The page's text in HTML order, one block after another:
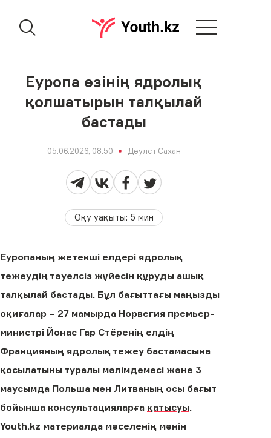
Еуропа өзінің ядролық
қолшатырын талқылай
бастады
05.06.2026, 08:50 Дәулет Сахан
Оқу уақыты: 5 мин
Еуропаның жетекші елдері ядролық
тежеудің тәуелсіз жүйесін құруды ашық
талқылай бастады. Бұл бағыттағы маңызды
оқиғалар – 27 мамырда Норвегия премьер-
министрі Йонас Гар Стёренің елдің
Францияның ядролық тежеу бастамасына
қосылатыны туралы мәлімдемесі және 3
маусымда Польша мен Литваның осы бағыт
бойынша консультацияларға қатысуы.
Youth.kz материалда мәселенің мәнін